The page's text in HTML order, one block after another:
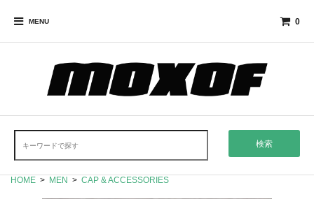
MENU 0
検索
HOME > MEN > CAP & ACCESSORIES